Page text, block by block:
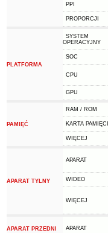
PPI
PROPORCJI
PLATFORMA
SYSTEM
OPERACYJNY
SOC
CPU
GPU
PAMIĘĆ
RAM / ROM
KARTA PAMIĘCI
WIĘCEJ
APARAT TYLNY
APARAT
WIDEO
WIĘCEJ
APARAT PRZEDNI APARAT